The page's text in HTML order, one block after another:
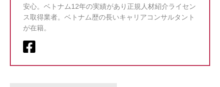
安心。ベトナム12年の実績があり正規人材紹介ライセン
ス取得業者。ベトナム歴の長いキャリアコンサルタント
が在籍。